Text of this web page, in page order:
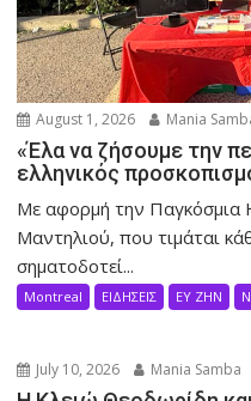
August 1, 2026 Mania
«Έλα να ζήσουμε την
ελληνικός
Με αφορμή την Παγκόσμια
Μαντηλιού, που τιμάται
σηματοδοτεί...
Montreal ΕΙΔΗΣΕΙΣ ΕΥ ΖΗΝ
July 10, 2026 Mania Samba